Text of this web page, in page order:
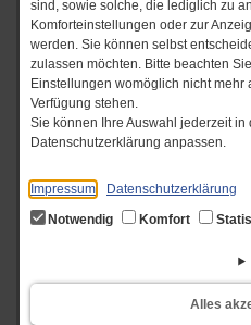
sind, sowie solche, die lediglich zu
Komforteinstellungen oder zur
werden. Sie können selbst
zulassen möchten. Bitte beachten
Einstellungen womöglich nicht
Verfügung stehen.
Sie können Ihre Auswahl jederzeit
Datenschutzerklärung anpassen.
Impressum
Datenschutzerklärung
Notwendig
Komfort
Alles
Start Backes Tour "Brot & Bike
Backes Tour
2025)